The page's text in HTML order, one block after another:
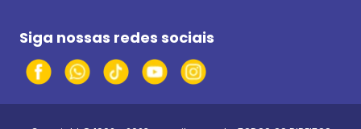
Siga nossas redes sociais